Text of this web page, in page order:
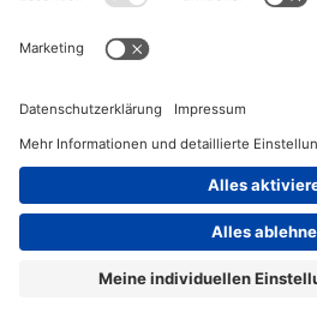
Qualifizierungsmaßnahmen
WEITERLESEN
2026 ©
DATENSCHUTZ OFFENLEGUNG